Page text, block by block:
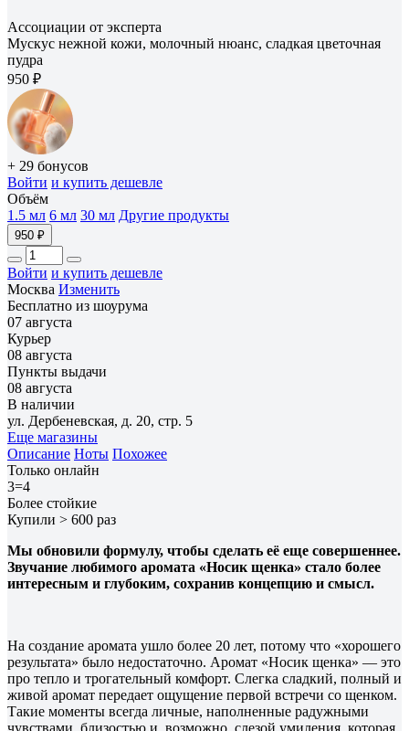
Ассоциации от эксперта
Мускус нежной кожи, молочный нюанс, сладкая цветочная
пудра
950 ₽
+ 29 бонусов
Войти и купить дешевле
Объём
1.5 мл 6 мл 30 мл Другие продукты
950 ₽
Войти и купить дешевле
Москва Изменить
Бесплатно из шоурума
07 августа
Курьер
08 августа
Пункты выдачи
08 августа
В наличии
ул. Дербеневская, д. 20, стр. 5
Еще магазины
Описание Ноты Похожее
Только онлайн
3=4
Более стойкие
Купили > 600 раз
Мы обновили формулу, чтобы сделать её еще совершеннее.
Звучание любимого аромата «Носик щенка» стало более
интересным и глубоким, сохранив концепцию и смысл.
На создание аромата ушло более 20 лет, потому что «хорошего
результата» было недостаточно. Аромат «Носик щенка» — это
про тепло и трогательный комфорт. Слегка сладкий, полный и
живой аромат передает ощущение первой встречи со щенком.
Такие моменты всегда личные, наполненные радужными
чувствами, близостью и, возможно, слезой умиления, которая